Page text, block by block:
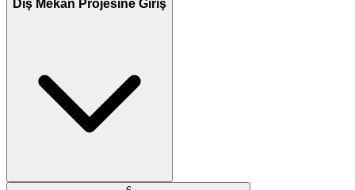
Dış Mekan Projesine Giriş